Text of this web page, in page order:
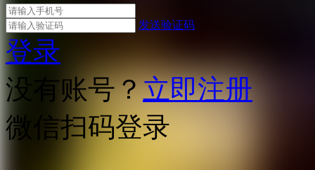
发送验证码
登录
没有账号？立即注册
微信扫码登录